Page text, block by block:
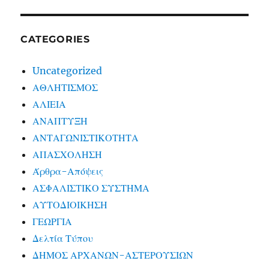
CATEGORIES
Uncategorized
ΑΘΛΗΤΙΣΜΟΣ
ΑΛΙΕΙΑ
ΑΝΑΠΤΥΞΗ
ΑΝΤΑΓΩΝΙΣΤΙΚΟΤΗΤΑ
ΑΠΑΣΧΟΛΗΣΗ
Άρθρα-Απόψεις
ΑΣΦΑΛΙΣΤΙΚΟ ΣΥΣΤΗΜΑ
ΑΥΤΟΔΙΟΙΚΗΣΗ
ΓΕΩΡΓΙΑ
Δελτία Τύπου
ΔΗΜΟΣ ΑΡΧΑΝΩΝ-ΑΣΤΕΡΟΥΣΙΩΝ